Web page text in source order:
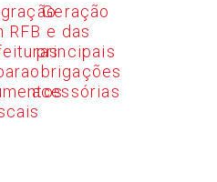
RFB e
Geração
das
principais
obrigações
acessórias